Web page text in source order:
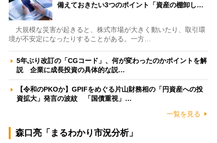
備えておきたい3つのポイント「資産の棚卸し…
大規模な災害が起きると、株式市場が大きく動いたり、取引環
境が不安定になったりすることがある。一方…
5年ぶり改訂の「CGコード」、何が変わったのかポイントを解
説 企業に成長投資の具体的な説…
【令和のPKOか】GPIFをめぐる片山財務相の「円資産への投
資拡大」発言の波紋 「国債重視」…
一覧を見る
森口亮「まるわかり市況分析」